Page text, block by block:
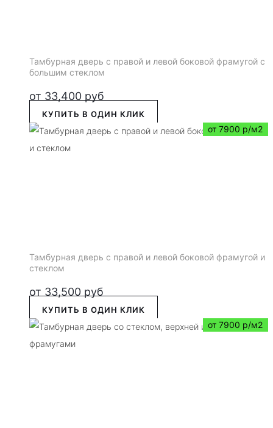
Тамбурная дверь с правой и левой боковой фрамугой с
большим стеклом
от 33,400 руб
КУПИТЬ В ОДИН КЛИК
от 7900 р/м2
Тамбурная дверь с правой и левой боковой фрамугой и
стеклом
от 33,500 руб
КУПИТЬ В ОДИН КЛИК
от 7900 р/м2